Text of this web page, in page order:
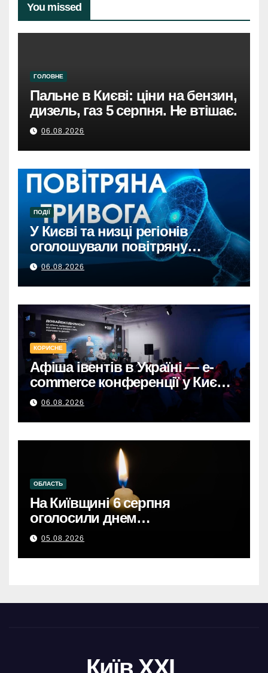
You missed
ГОЛОВНЕ
Пальне в Києві: ціни на бензин,
дизель, газ 5 серпня. Не втішає.
06.08.2026
ПОДІЇ
У Києві та низці регіонів
оголошували повітряну
тривогу через загрозу
балістикиПовітряна тривога в
Києві та регіонах: загроза
балістичної атаки.
06.08.2026
КОРИСНЕ
Афіша івентів в Україні — e-
commerce конференції у Києві,
що формують майбутнє
06.08.2026
ОБЛАСТЬ
На Київщині 6 серпня
оголосили днем
жалобиКиївщина в жалобі: 6
загиблими.
05.08.2026